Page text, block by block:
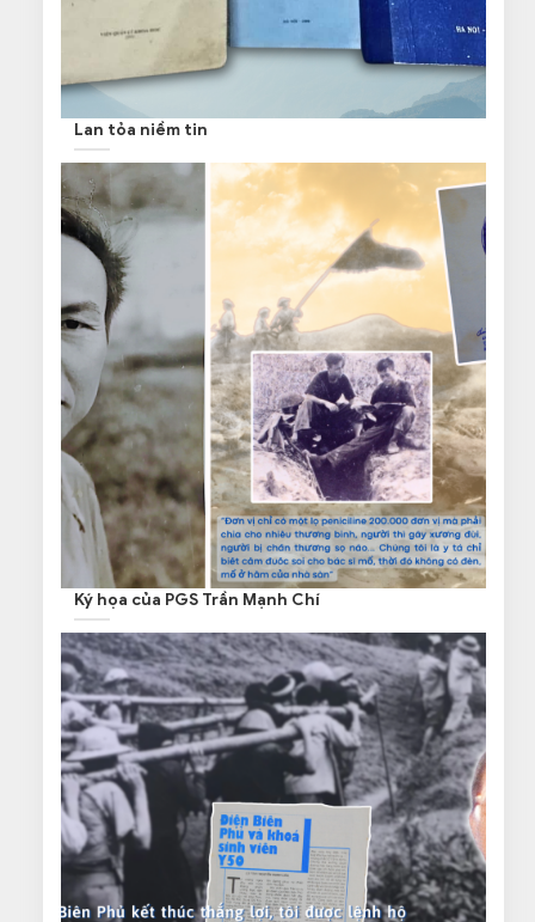
Lan tỏa niềm tin
Ký họa của PGS Trần Mạnh Chí